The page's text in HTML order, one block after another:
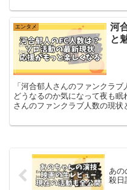
エンタメ
河
と
「河合郁人さんのファンクラ
どうなるのか気になって夜も
さんのファンクラブ人数の現
あの
殺日